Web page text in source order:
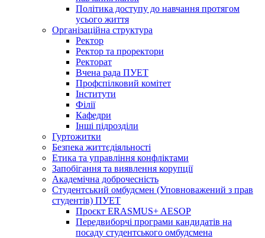
Політика доступу до навчання протягом
усього життя
Організаційна структура
Ректор
Ректор та проректори
Ректорат
Вчена рада ПУЕТ
Профспілковий комітет
Інститути
Філії
Кафедри
Інші підрозділи
Гуртожитки
Безпека життєдіяльності
Етика та управління конфліктами
Запобігання та виявлення корупції
Академічна доброчесність
Студентський омбудсмен (Уповноважений з прав
студентів) ПУЕТ
Проєкт ERASMUS+ AESOP
Передвиборчі програми кандидатів на
посаду студентського омбудсмена